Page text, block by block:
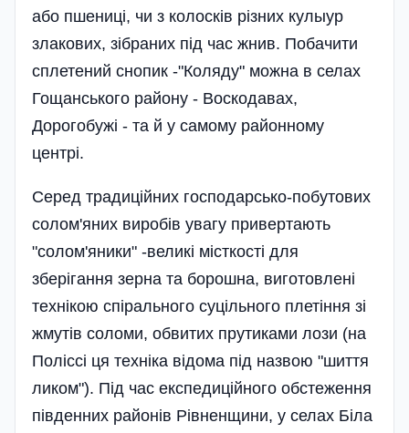
або пшениці, чи з колосків різних кулыур
злакових, зібраних під час жнив. Побачити
сплетений снопик -"Коляду" можна в селах
Гощанського району - Воскодавах,
Дорогобужі - та й у самому районному
центрі.
Серед традиційних господарсько-побутових
солом'яних виробів увагу привертають
"солом'яники" -великі місткості для
зберігання зерна та борошна, виготовлені
технікою спірального суцільного плетіння зі
жмутів соломи, обвитих прутиками лози (на
Поліссі ця техніка відома під назвою "шиття
ликом"). Під час експедиційного обстеження
південних районів Рівненщини, у селах Біла